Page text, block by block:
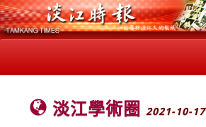
淡江學術圈 2021-10-17